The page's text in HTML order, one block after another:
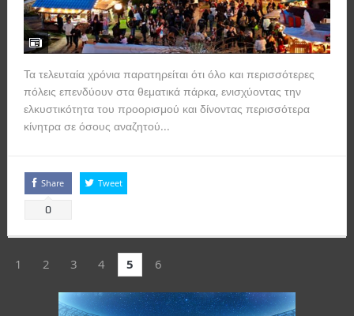
Τα τελευταία χρόνια παρατηρείται ότι όλο και περισσότερες
πόλεις επενδύουν στα θεματικά πάρκα, ενισχύοντας την
ελκυστικότητα του προορισμού και δίνοντας περισσότερα
κίνητρα σε όσους αναζητού...
Share
0
Tweet
1 2 3 4 5 6